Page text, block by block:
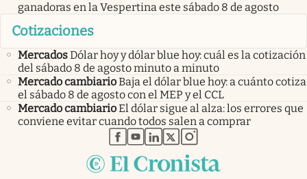
ganadoras en la Vespertina este sábado 8 de agosto
Cotizaciones
MercadosDólar hoy y dólar blue hoy: cuál es la cotización
del sábado 8 de agosto minuto a minuto
Mercado cambiarioBaja el dólar blue hoy: a cuánto cotiza
el sábado 8 de agosto con el MEP y el CCL
Mercado cambiarioEl dólar sigue al alza: los errores que
conviene evitar cuando todos salen a comprar
abre en nueva pestaña
abre en nueva pestaña
abre en nueva pestaña
abre en nueva pestaña
abre en nueva pestaña